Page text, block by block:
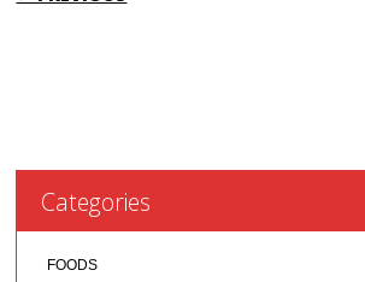
Categories
FOODS